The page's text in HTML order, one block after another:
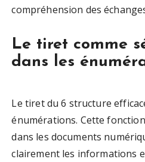
compréhension des
Le tiret comme
dans les
Le tiret du 6 structure
énumérations. Cette
dans les documents
clairement les informations